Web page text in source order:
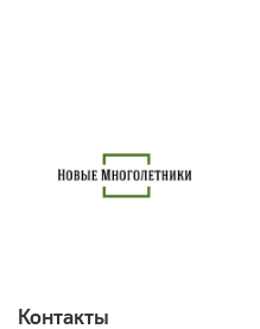
Контакты